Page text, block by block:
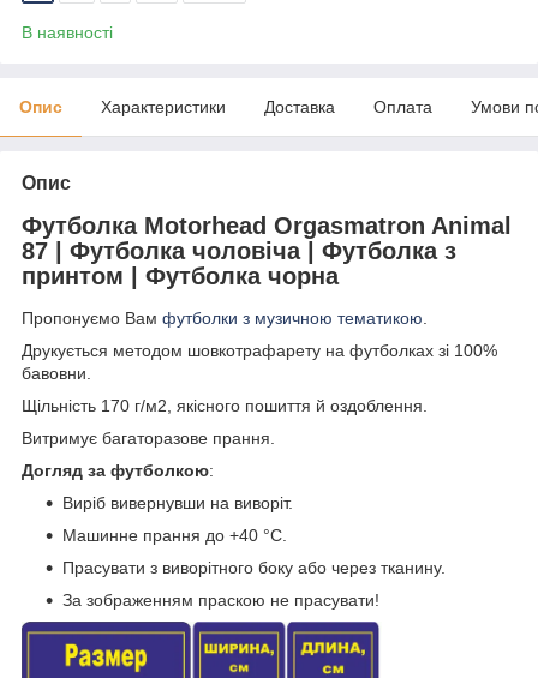
В наявності
Опис Характеристики Доставка Оплата Умови
Опис
Футболка Motorhead Orgasmatron Animal
87 | Футболка чоловіча | Футболка з
принтом | Футболка чорна
Пропонуємо Вам футболки з музичною тематикою.
Друкується методом шовкотрафарету на футболках зі 100%
бавовни.
Щільність 170 г/м2, якісного пошиття й оздоблення.
Витримує багаторазове прання.
Догляд за футболкою:
Виріб вивернувши на виворіт.
Машинне прання до +40 °C.
Прасувати з виворітного боку або через тканину.
За зображенням праскою не прасувати!